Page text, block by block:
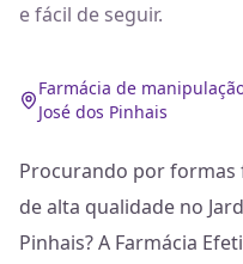
e fácil de seguir.
Farmácia de
José dos Pinhais
Procurando por formas
de alta qualidade no
Pinhais? A Farmácia